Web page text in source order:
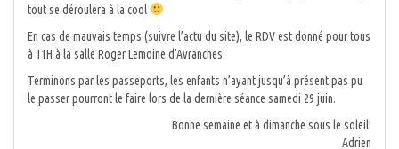
tout se déroulera à la cool
En cas de mauvais temps (suivre l’actu du site), le RDV est donné pour tous
à 11H à la salle Roger Lemoine d’Avranches.
Terminons par les passeports, les enfants n’ayant jusqu’à présent pas pu
le passer pourront le faire lors de la dernière séance samedi 29 juin.
Bonne semaine et à dimanche sous le soleil!
Adrien